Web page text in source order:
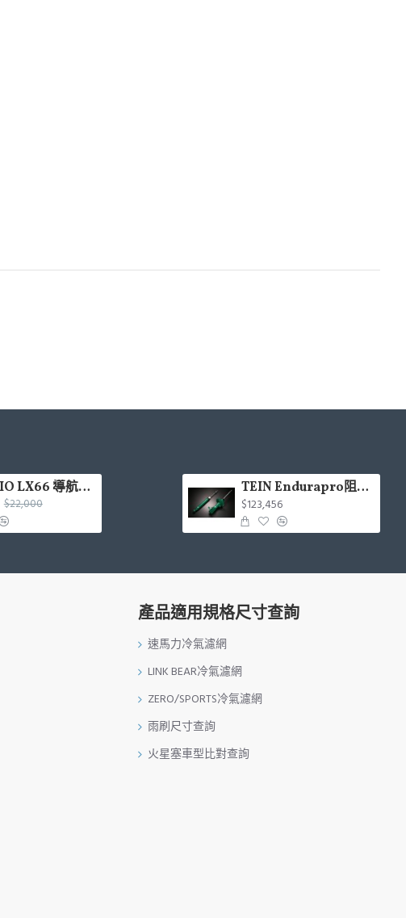
CARDIO LX66 導航Hi-Res款安卓機 4+64G 8核(9吋/10.1吋)含安裝(面板框另計)
$22,000
TEIN Endurapro阻尼固定式原廠型避震器適用車型一覽表
$123,456
產品適用規格尺寸查詢
速馬力冷氣濾網
LINK BEAR冷氣濾網
ZERO/SPORTS冷氣濾網
雨刷尺寸查詢
火星塞車型比對查詢